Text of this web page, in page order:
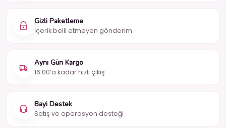
Gizli Paketleme
İçerik belli etmeyen gönderim
Aynı Gün Kargo
16:00’a kadar hızlı çıkış
Bayi Destek
Satış ve operasyon desteği